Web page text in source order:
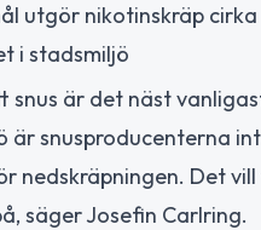
utgör nikotinskräp cirka
i stadsmiljö
snus är det näst
är snusproducenterna
nedskräpningen. Det vill
säger Josefin Carlring.